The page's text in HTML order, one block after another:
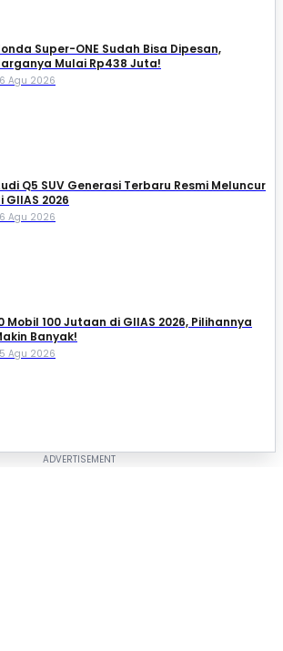
Super-ONE Sudah Bisa Dipesan,
Mulai Rp438 Juta!
Agu 2026
Q5 SUV Generasi Terbaru Resmi Meluncur
GIIAS 2026
Agu 2026
Mobil 100 Jutaan di GIIAS 2026, Pilihannya
Banyak!
Agu 2026